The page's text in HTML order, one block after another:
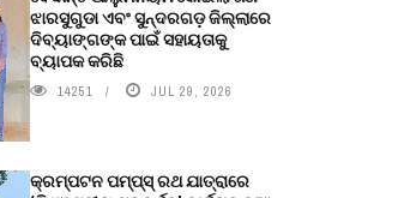
ଝାରସୁଗୁଡା ଏବଂ ସୁନ୍ଦରଗଡ଼ ଜିଲ୍ଲାରେ
ଦିବ୍ୟାଙ୍ଗଙ୍କ ପାଇଁ ସହାୟତାକୁ
ବ୍ୟାପକ କରିଛି
14251 JUL 29, 2026
କ୍ରମ୍ପଟନ ପମ୍ପ୍‌ସ୍‌ ରଥ ଯାତ୍ରାରେ